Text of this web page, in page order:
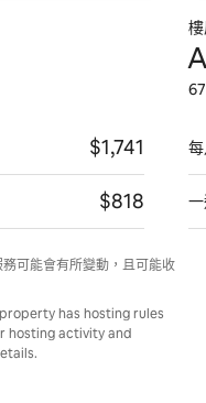
$1,741
$818
可能會有所變動，且可能收
has hosting rules
hosting activity and